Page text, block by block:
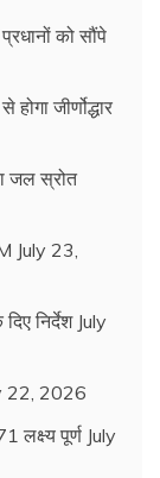
को सौंपे
जीर्णोद्धार
जल स्रोत
July 23,
निर्देश July
22, 2026
लक्ष्य पूर्ण July